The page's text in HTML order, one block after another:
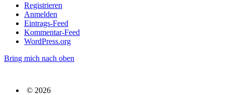
Registrieren
Anmelden
Eintrags-Feed
Kommentar-Feed
WordPress.org
Bring mich nach oben
© 2026